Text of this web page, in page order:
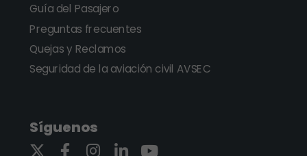
Guía del Pasajero
Preguntas frecuentes
Quejas y Reclamos
Seguridad de la aviación civil AVSEC
Síguenos